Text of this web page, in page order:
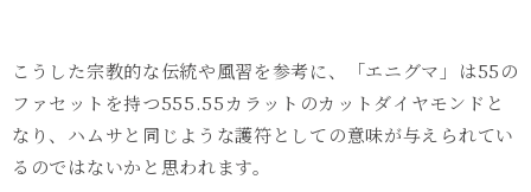
こうした宗教的な伝統や風習を参考に、「エニグマ」は55の
ファセットを持つ555.55カラットのカットダイヤモンドと
なり、ハムサと同じような護符としての意味が与えられてい
るのではないかと思われます。